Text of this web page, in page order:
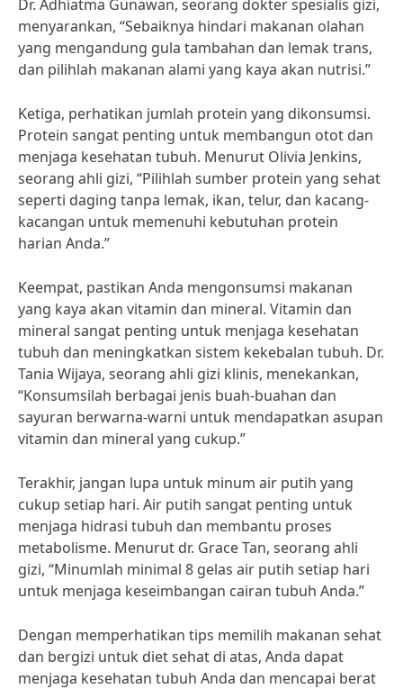
Dr. Adhiatma Gunawan, seorang dokter spesialis gizi,
menyarankan, “Sebaiknya hindari makanan olahan
yang mengandung gula tambahan dan lemak trans,
dan pilihlah makanan alami yang kaya akan nutrisi.”
Ketiga, perhatikan jumlah protein yang dikonsumsi.
Protein sangat penting untuk membangun otot dan
menjaga kesehatan tubuh. Menurut Olivia Jenkins,
seorang ahli gizi, “Pilihlah sumber protein yang sehat
seperti daging tanpa lemak, ikan, telur, dan kacang-
kacangan untuk memenuhi kebutuhan protein
harian Anda.”
Keempat, pastikan Anda mengonsumsi makanan
yang kaya akan vitamin dan mineral. Vitamin dan
mineral sangat penting untuk menjaga kesehatan
tubuh dan meningkatkan sistem kekebalan tubuh. Dr.
Tania Wijaya, seorang ahli gizi klinis, menekankan,
“Konsumsilah berbagai jenis buah-buahan dan
sayuran berwarna-warni untuk mendapatkan asupan
vitamin dan mineral yang cukup.”
Terakhir, jangan lupa untuk minum air putih yang
cukup setiap hari. Air putih sangat penting untuk
menjaga hidrasi tubuh dan membantu proses
metabolisme. Menurut dr. Grace Tan, seorang ahli
gizi, “Minumlah minimal 8 gelas air putih setiap hari
untuk menjaga keseimbangan cairan tubuh Anda.”
Dengan memperhatikan tips memilih makanan sehat
dan bergizi untuk diet sehat di atas, Anda dapat
menjaga kesehatan tubuh Anda dan mencapai berat